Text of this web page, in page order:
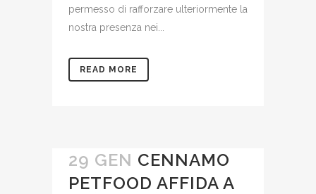
permesso di rafforzare ulteriormente la
nostra presenza nei...
READ MORE
29 GEN CENNAMO
PETFOOD AFFIDA A